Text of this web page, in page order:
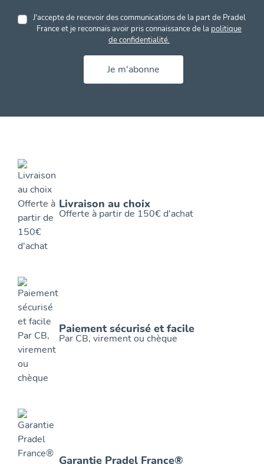
J'accepte de recevoir des communications de la part de Pradel
France et je reconnais avoir pris connaissance de la politique
de confidentialité.
Je m'abonne
Livraison au choix
Offerte à partir de 150€ d'achat
Paiement sécurisé et facile
Par CB, virement ou chèque
Garantie Pradel France®